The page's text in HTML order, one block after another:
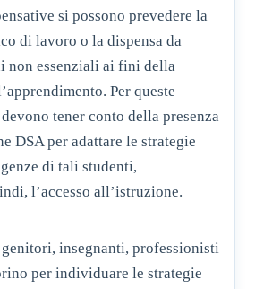
si possono prevedere la
di lavoro o la dispensa da
non essenziali ai fini della
Per queste
tener conto della presenza
DSA per adattare le strategie
di tali studenti,
l’accesso all’istruzione.
insegnanti, professionisti
per individuare le strategie